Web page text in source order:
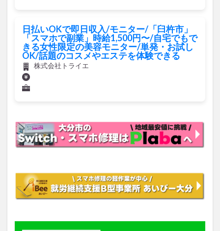
日払いOKで即日収入/モニター/「臼杵市」
「スマホで副業」時給1,500円〜/自宅でもで
きる女性限定の美容モニター/単発・お試し
OK/話題のコスメやエステを体験できる
株式会社トライエ